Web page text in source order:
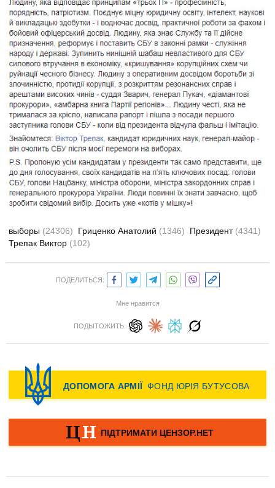
выборы (24306) Гриценко Анатолий (1346) Президент (4341)
Трепак Виктор (102)
ПОДЕЛИТЬСЯ:
Мне нравится
ПОДЫТОЖИТЬ: